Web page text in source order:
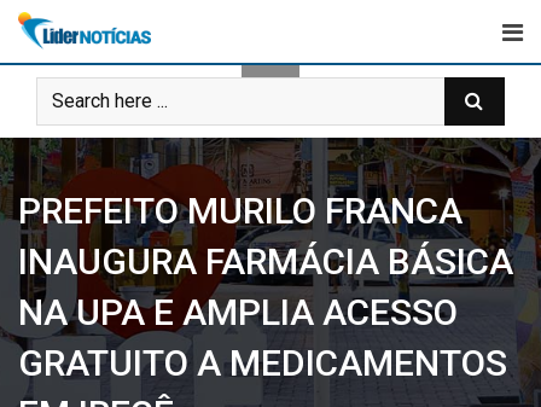
Skip
content
PREFEITO MURILO FRANCA
INAUGURA FARMÁCIA BÁSICA
NA UPA E AMPLIA ACESSO
GRATUITO A MEDICAMENTOS